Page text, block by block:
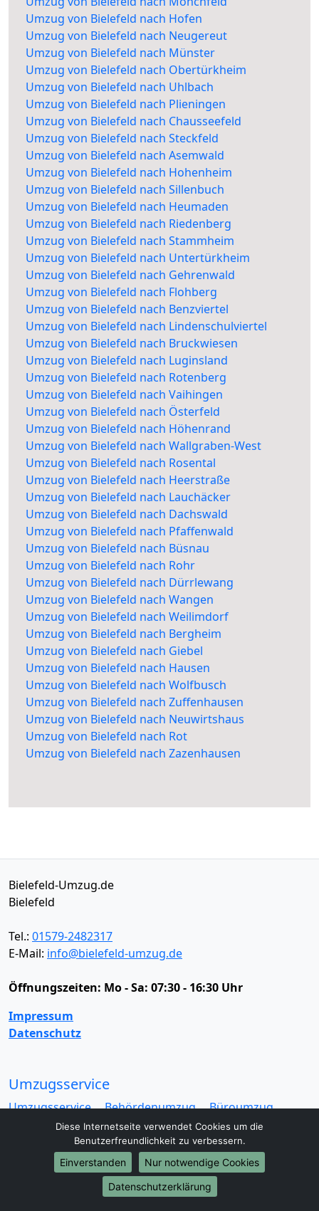
Umzug von Bielefeld nach Hofen
Umzug von Bielefeld nach Neugereut
Umzug von Bielefeld nach Münster
Umzug von Bielefeld nach Obertürkheim
Umzug von Bielefeld nach Uhlbach
Umzug von Bielefeld nach Plieningen
Umzug von Bielefeld nach Chausseefeld
Umzug von Bielefeld nach Steckfeld
Umzug von Bielefeld nach Asemwald
Umzug von Bielefeld nach Hohenheim
Umzug von Bielefeld nach Sillenbuch
Umzug von Bielefeld nach Heumaden
Umzug von Bielefeld nach Riedenberg
Umzug von Bielefeld nach Stammheim
Umzug von Bielefeld nach Untertürkheim
Umzug von Bielefeld nach Gehrenwald
Umzug von Bielefeld nach Flohberg
Umzug von Bielefeld nach Benzviertel
Umzug von Bielefeld nach Lindenschulviertel
Umzug von Bielefeld nach Bruckwiesen
Umzug von Bielefeld nach Luginsland
Umzug von Bielefeld nach Rotenberg
Umzug von Bielefeld nach Vaihingen
Umzug von Bielefeld nach Österfeld
Umzug von Bielefeld nach Höhenrand
Umzug von Bielefeld nach Wallgraben-West
Umzug von Bielefeld nach Rosental
Umzug von Bielefeld nach Heerstraße
Umzug von Bielefeld nach Lauchäcker
Umzug von Bielefeld nach Dachswald
Umzug von Bielefeld nach Pfaffenwald
Umzug von Bielefeld nach Büsnau
Umzug von Bielefeld nach Rohr
Umzug von Bielefeld nach Dürrlewang
Umzug von Bielefeld nach Wangen
Umzug von Bielefeld nach Weilimdorf
Umzug von Bielefeld nach Bergheim
Umzug von Bielefeld nach Giebel
Umzug von Bielefeld nach Hausen
Umzug von Bielefeld nach Wolfbusch
Umzug von Bielefeld nach Zuffenhausen
Umzug von Bielefeld nach Neuwirtshaus
Umzug von Bielefeld nach Rot
Umzug von Bielefeld nach Zazenhausen
Bielefeld-Umzug.de
Bielefeld
Tel.: 01579-2482317
E-Mail: info@bielefeld-umzug.de
Öffnungszeiten: Mo - Sa: 07:30 - 16:30 Uhr
Impressum
Datenschutz
Umzugsservice
Umzugsservice Behördenumzug
Büroumzug
Fernumzug
Firmenumzug
Laborumzug
Praxisumzug
Privatumzug
Seniorenumzug
Studentenumzug
Beiladung
Entrümpelung
Halteverbotszone
Klaviertransport
Haushaltsauflösung
Möbeltaxi
Diese Internetseite verwendet Cookies um die
Benutzerfreundlichkeit zu verbessern.
Einverstanden
Nur notwendige Cookies
Datenschutzerklärung